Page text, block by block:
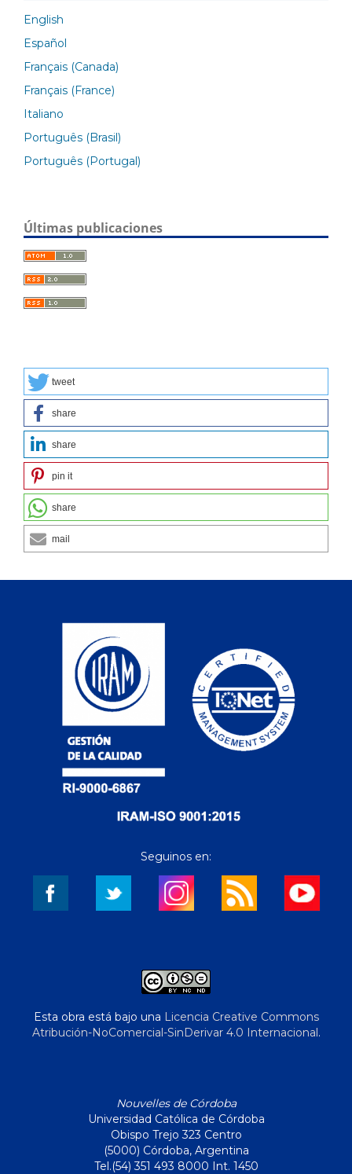
English
Español
Français (Canada)
Français (France)
Italiano
Português (Brasil)
Português (Portugal)
Últimas publicaciones
tweet
share
share
pin it
share
mail
Seguinos en:
Esta obra está bajo una Licencia Creative Commons
Atribución-NoComercial-SinDerivar 4.0 Internacional.
Nouvelles de Córdoba
Universidad Católica de Córdoba
Obispo Trejo 323 Centro
(5000) Córdoba, Argentina
Tel.(54) 351 493 8000 Int. 1450